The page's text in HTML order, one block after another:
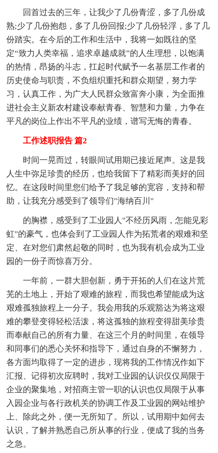
回首过去的三年，让我少了几份青涩，多了几份成
熟;少了几份抱怨，多了几份回报;少了几份轻浮，多了几
份踏实。在今后的工作和生活中，我将一如既往的坚
定“致力人类幸福，追求卓越成就”的人生理想，以饱满
的热情，昂扬的斗志，扛起时代赋予一名基层工作者的
历史使命与职责，不负组织重托和群众期望，努力学
习，认真工作，为广大人民群众致富奔小康，为全面推
进社会主义新农村建设奉献青春、智慧和力量，力争在
平凡的岗位上作出不平凡的业绩，谱写无悔的青春。
工作述职报告 篇2
时间一晃而过，转眼间试用期已接近尾声。这是我
人生中弥足珍贵的经历，也给我留下了精彩而美好的回
忆。在这段时间里您们给予了我足够的宽容，支持和帮
助，让我充分感受到了领导们"海纳百川"
的胸襟，感受到了工业园人"不经历风雨，怎能见彩
虹"的豪气，也体会到了工业园人作为拓荒者的艰难和坚
定、在对您们肃然起敬的同时，也为我有机会成为工业
园的一份子而惊喜万分。
一年前，一群大胆创新，勇于开拓的人们在这片荒
芜的土地上，开始了艰难的旅程，而我也希望能成为这
艰难孤独旅程上一分子。我会用我的乐观豁达为将这艰
难的攀登变得轻松活泼，将这孤独的旅程变得甜美珍贵
而奉献自己的所有力量、在这三个月的时间里，在领导
和同事们的悉心关怀和指导下，通过自身的不懈努力，
各方面均取得了一定的进步，现将我的工作情况作如下
汇报、记得初次应聘时，我对工业园的认识仅仅局限于
企业的聚集地，对招商主管一职的认识也仅局限于从事
入园企业与各行政机关的协调工作及工业园的网站维护
上、除此之外，便一无所知了。所以，试用期中如何去
认识，了解并熟悉自己所从事的行业，便成了我的当务
之急。